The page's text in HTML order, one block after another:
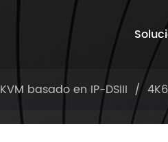
KVM basado en IP-DSIII